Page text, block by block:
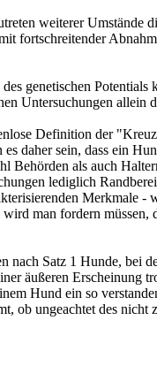
weiterer Umstände
fortschreitender
genetischen
Untersuchungen allein
Definition der
daher sein, dass ein
Behörden als auch
lediglich
man fordern
Satz 1 Hunde, bei
äußeren Erscheinung
Hund ein so
ungeachtet des nicht